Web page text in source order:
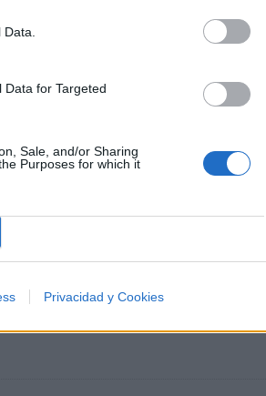
for Targeted
Sale, and/or Sharing
Purposes for which it
Privacidad y Cookies
Enciende una llama
Descansa ya
Sin costo alguno